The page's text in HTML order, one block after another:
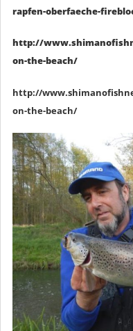
rapfen-oberfaeche-
http://
on-the-beach/
http://
on-the-beach/